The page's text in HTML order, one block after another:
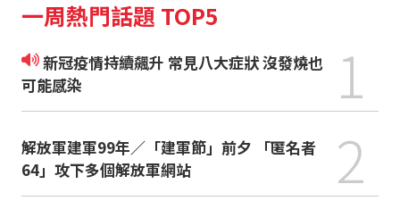
一周熱門話題 TOP5
新冠疫情持續飆升 常見八大症狀 沒發燒也
可能感染
1
解放軍建軍99年／「建軍節」前夕 「匿名者
64」攻下多個解放軍網站
2